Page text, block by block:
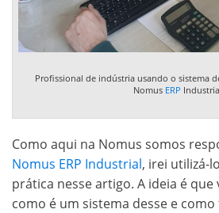
Profissional de indústria usando o sistema
Nomus ERP
Como aqui na Nomus somos
Nomus ERP Industrial, irei utilizá-
prática nesse artigo. A ideia é que
como é um sistema desse e